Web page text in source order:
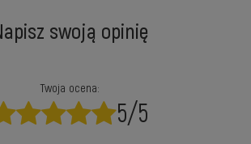
swoją opinię
Twoja ocena:
5/5